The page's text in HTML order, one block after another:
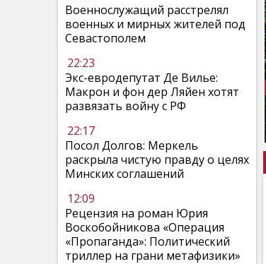
Военнослужащий расстрелял
военных и мирных жителей под
Севастополем
22:23
Экс-евродепутат Де Вилье:
Макрон и фон дер Ляйен хотят
развязать войну с РФ
22:17
Посол Долгов: Меркель
раскрыла чистую правду о целях
Минских соглашений
12:09
Рецензия на роман Юрия
Воскобойникова «Операция
«Пропаганда»: Политический
триллер на грани метафизики»